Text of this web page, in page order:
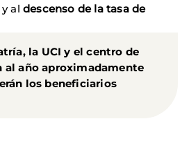
al descenso de la tasa de
la UCI y el centro de
año aproximadamente
los beneficiarios